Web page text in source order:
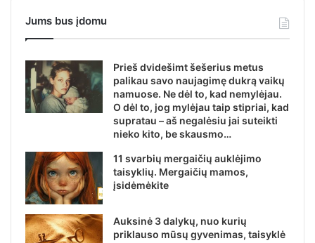
Jums bus įdomu
Prieš dvidešimt šešerius metus
palikau savo naujagimę dukrą vaikų
namuose. Ne dėl to, kad nemylėjau.
O dėl to, jog mylėjau taip stipriai, kad
supratau – aš negalėsiu jai suteikti
nieko kito, be skausmo…
11 svarbių mergaičių auklėjimo
taisyklių. Mergaičių mamos,
įsidėmėkite
Auksinė 3 dalykų, nuo kurių
priklauso mūsų gyvenimas, taisyklė